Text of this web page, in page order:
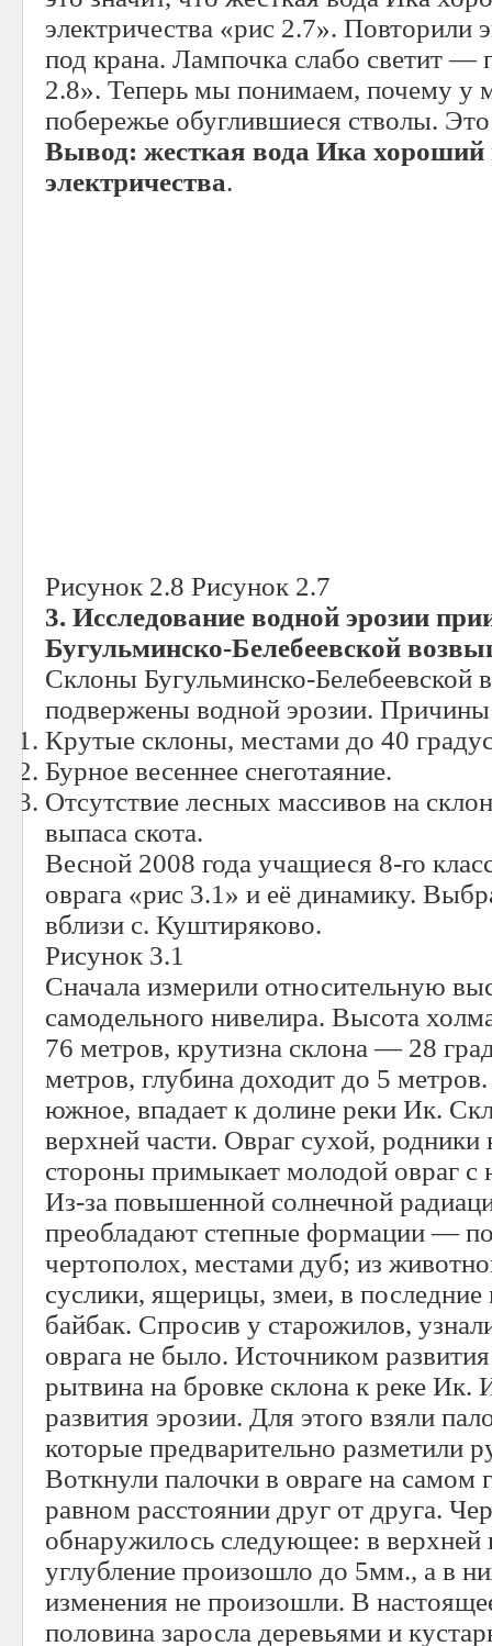
электричества «рис 2.7». Повторили
под крана. Лампочка слабо светит —
2.8». Теперь мы понимаем, почему у
побережье обуглившиеся стволы.
Вывод: жесткая вода Ика хороший
электричества.
Рисунок 2.8 Рисунок 2.7
3. Исследование водной эрозии
Бугульминско-Белебеевской
Склоны Бугульминско-Белебеевской
подвержены водной эрозии.
Крутые склоны, местами до 40
Бурное весеннее снеготаяние.
Отсутствие лесных массивов на
выпаса скота.
Весной 2008 года учащиеся 8-го
оврага «рис 3.1» и её динамику.
вблизи с. Куштиряково.
Рисунок 3.1
Сначала измерили относительную
самодельного нивелира. Высота
76 метров, крутизна склона — 28
метров, глубина доходит до 5
южное, впадает к долине реки Ик.
верхней части. Овраг сухой,
стороны примыкает молодой овраг с
Из-за повышенной солнечной
преобладают степные формации —
чертополох, местами дуб; из
суслики, ящерицы, змеи, в последние
байбак. Спросив у старожилов,
оврага не было. Источником
рытвина на бровке склона к реке Ик.
развития эрозии. Для этого взяли
которые предварительно разметили
Воткнули палочки в овраге на самом
равном расстоянии друг от друга.
обнаружилось следующее: в верхней
углубление произошло до 5мм., а в
изменения не произошли. В
половина заросла деревьями и